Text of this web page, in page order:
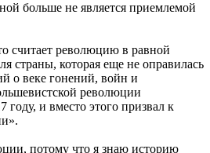
больше не является приемлемой
считает революцию в равной
страны, которая еще не оправилась
о веке гонений, войн и
революции
и вместо этого призвал к
потому что я знаю историю